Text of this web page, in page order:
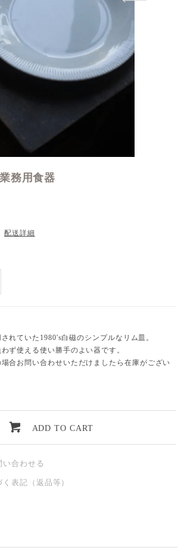
務用食器
配送詳細
れていた1980's白磁のシンプルなリム皿。
ず使える使い勝手のよい器です。
合お問い合わせいただけましたら在庫がござい
ADD TO CART
い合わせる
表記（返品等）